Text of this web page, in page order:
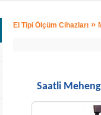
El Tipi Ölçüm Cihazları »
Saatli